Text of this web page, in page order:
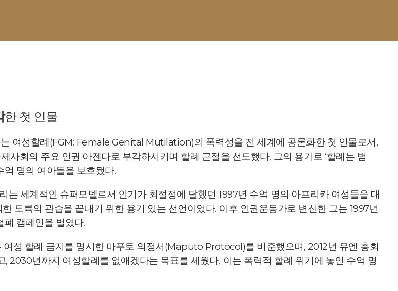
한 첫 인물
여성할례(FGM: Female Genital Mutilation)의 폭력성을 전 세계에 공론화한 첫 인물로서,
회의 주요 인권 아젠다로 부각하시키며 할례 근절을 선도했다. 그의 용기로 ‘할례는 범
억 명의 여아들을 보호됐다.
세계적인 슈퍼모델로서 인기가 최절정에 달했던 1997년 수억 명의 아프리카 여성들을 대
도륙의 관습을 끝내기 위한 용기 있는 선언이었다. 이후 인권운동가로 변신한 그는 1997년
폐 캠페인을 벌였다.
성 할례 금지를 명시한 마푸토 의정서(Maputo Protocol)를 비준했으며, 2012년 유엔 총회
2030년까지 여성할례를 없애겠다는 목표를 세웠다. 이는 폭력적 할례 위기에 놓인 수억 명